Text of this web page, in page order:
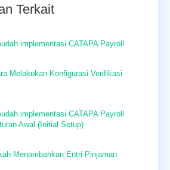
Terkait
implementasi CATAPA Payroll
Melakukan Konfigurasi Verifikasi
implementasi CATAPA Payroll
Awal (Initial Setup)
Menambahkan Entri Pinjaman